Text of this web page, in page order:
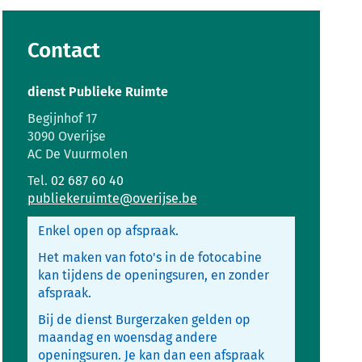
Contact
dienst Publieke Ruimte
Adres
Begijnhof 17
,3090 Overijse
AC De Vuurmolen
Tel. 02 687 60 40
E-
mail
publiekeruimte@overijse.be
Enkel open op afspraak.
Het maken van foto's in de fotocabine
kan tijdens de openingsuren, en zonder
afspraak.
Bij de dienst Burgerzaken gelden op
maandag en woensdag andere
openingsuren. Je kan dan een afspraak